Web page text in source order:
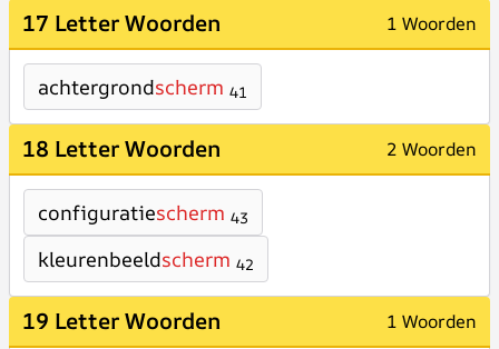
17 Letter Woorden 1 Woorden
achtergrondscherm 41
18 Letter Woorden 2 Woorden
configuratiescherm 43
kleurenbeeldscherm 42
19 Letter Woorden 1 Woorden